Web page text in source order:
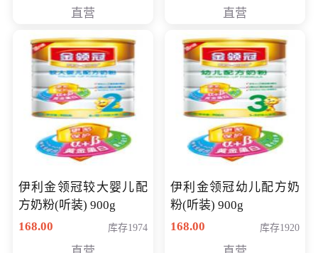
直营 直营
伊利金领冠较大婴儿配
方奶粉(听装) 900g
168.00
库存1974
伊利金领冠幼儿配方奶
粉(听装) 900g
168.00
库存1920